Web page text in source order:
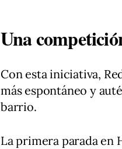
Una
Con esta iniciativa,
más espontáneo y
barrio.
La primera parada en